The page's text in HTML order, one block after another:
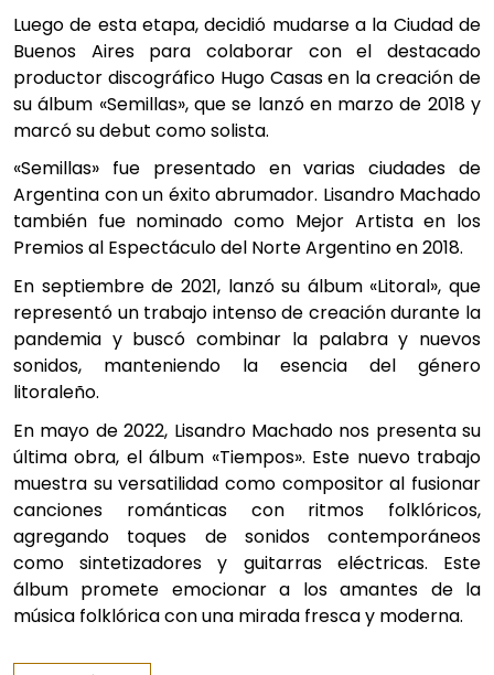
Luego de esta etapa, decidió mudarse a la Ciudad de
Buenos Aires para colaborar con el destacado
productor discográfico Hugo Casas en la creación de
su álbum «Semillas», que se lanzó en marzo de 2018 y
marcó su debut como solista.
«Semillas» fue presentado en varias ciudades de
Argentina con un éxito abrumador. Lisandro Machado
también fue nominado como Mejor Artista en los
Premios al Espectáculo del Norte Argentino en 2018.
En septiembre de 2021, lanzó su álbum «Litoral», que
representó un trabajo intenso de creación durante la
pandemia y buscó combinar la palabra y nuevos
sonidos, manteniendo la esencia del género
litoraleño.
En mayo de 2022, Lisandro Machado nos presenta su
última obra, el álbum «Tiempos». Este nuevo trabajo
muestra su versatilidad como compositor al fusionar
canciones románticas con ritmos folklóricos,
agregando toques de sonidos contemporáneos
como sintetizadores y guitarras eléctricas. Este
álbum promete emocionar a los amantes de la
música folklórica con una mirada fresca y moderna.